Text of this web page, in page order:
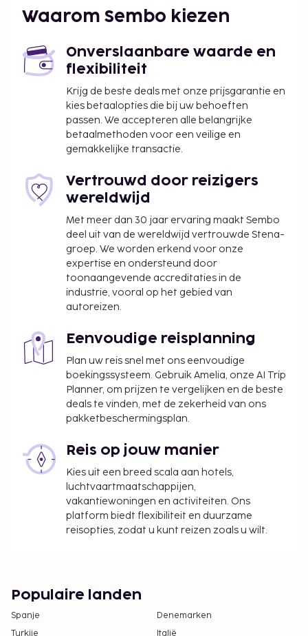
toepasselijke belastingen zijn:
procent in rekening gebracht
We hebben alle kosten vermeld die de
accommodatie aan ons heeft doorgegeven.
Wegens de nationale wetgeving mogen
contante betalingen bij deze accommodatie
het bedrag van EUR 1000 niet overschrijden.
accommodatie via de gegevens in de
boekingsbevestiging.
Waarom Sembo kiezen
Onverslaanbare waarde en
flexibiliteit
Krijg de beste deals met onze prijsgarantie en
kies betaalopties die bij uw behoeften
passen. We accepteren alle belangrijke
betaalmethoden voor een veilige en
gemakkelijke transactie.
Vertrouwd door reizigers
wereldwijd
Met meer dan 30 jaar ervaring maakt Sembo
deel uit van de wereldwijd vertrouwde Stena-
groep. We worden erkend voor onze
expertise en ondersteund door
toonaangevende accreditaties in de
industrie, vooral op het gebied van
autoreizen.
Eenvoudige reisplanning
Plan uw reis snel met ons eenvoudige
boekingssysteem. Gebruik Amelia, onze AI Trip
Planner, om prijzen te vergelijken en de beste
deals te vinden, met de zekerheid van ons
pakketbeschermingsplan.
Reis op jouw manier
Kies uit een breed scala aan hotels,
luchtvaartmaatschappijen,
vakantiewoningen en activiteiten. Ons
platform biedt flexibiliteit en duurzame
reisopties, zodat u kunt reizen zoals u wilt.
Populaire landen
Spanje
Denemarken
Turkije
Italië